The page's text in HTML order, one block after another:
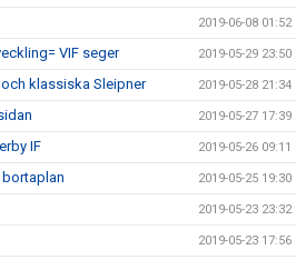
2019-06-08 01:52
VIF seger 2019-05-29 23:50
klassiska Sleipner 2019-05-28 21:34
2019-05-27 17:39
IF 2019-05-26 09:11
bortaplan 2019-05-25 19:30
2019-05-23 23:32
2019-05-23 17:56